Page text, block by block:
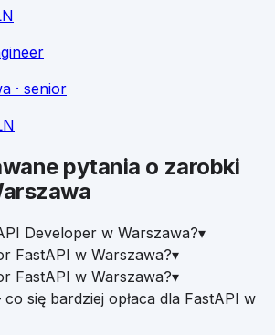
· senior
pytania o zarobki
Developer w Warszawa?▾
FastAPI w Warszawa?▾
FastAPI w Warszawa?▾
się bardziej opłaca dla FastAPI w